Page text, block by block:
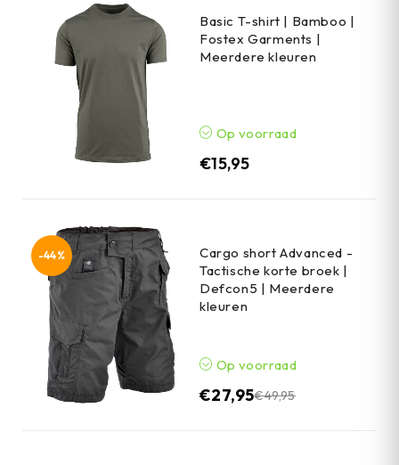
Basic T-shirt | Bamboo |
Fostex Garments |
Meerdere kleuren
Op voorraad
€15,95
-44%
Cargo short Advanced -
Tactische korte broek |
Defcon5 | Meerdere
kleuren
Op voorraad
€49,95
€27,95